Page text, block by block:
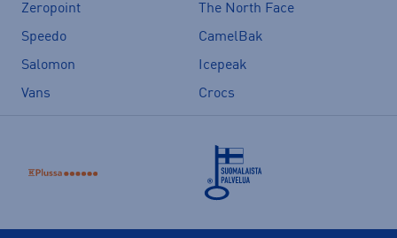
Zeropoint
The North Face
Speedo
CamelBak
Salomon
Icepeak
Vans
Crocs